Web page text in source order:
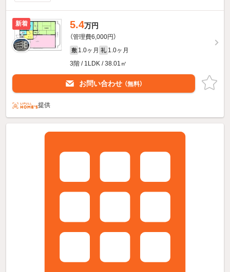
新着 5.4万円
（管理費6,000円）
敷 1.0ヶ月 礼 1.0ヶ月
3階 / 1LDK / 38.01㎡
お問い合わせ （無料）
提供